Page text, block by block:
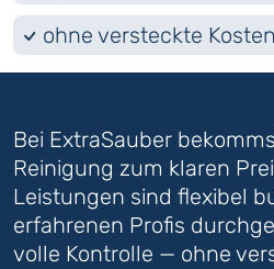
ohne versteckte Kosten
Bei ExtraSauber
Reinigung zum klaren
Leistungen sind flexibel
erfahrenen Profis
volle Kontrolle — ohne